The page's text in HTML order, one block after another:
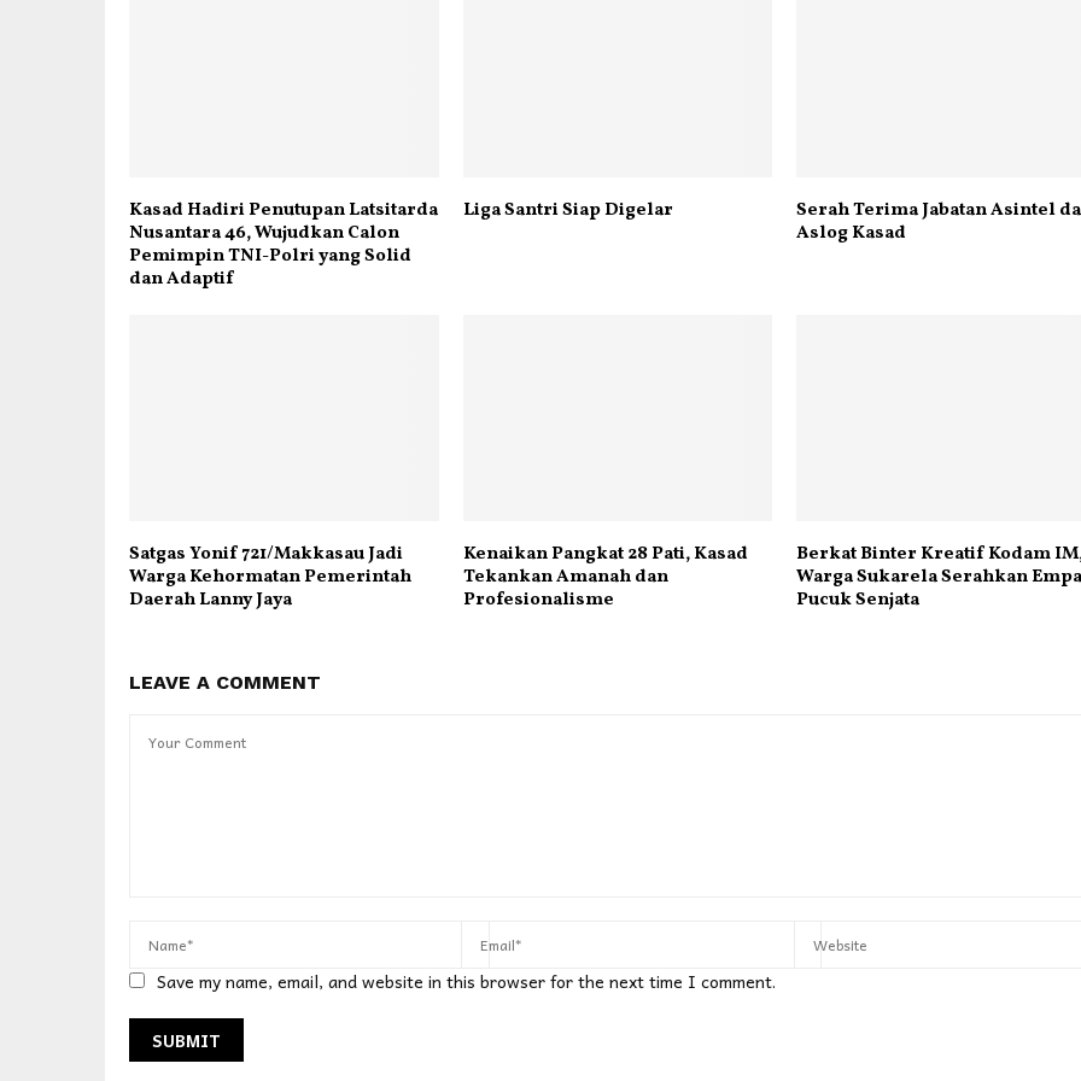
Kasad Hadiri Penutupan Latsitarda
Nusantara 46, Wujudkan Calon
Pemimpin TNI-Polri yang Solid
dan Adaptif
Liga Santri Siap Digelar
Serah Terima Jabatan Asintel
Aslog Kasad
Satgas Yonif 721/Makkasau Jadi
Warga Kehormatan Pemerintah
Daerah Lanny Jaya
Kenaikan Pangkat 28 Pati, Kasad
Tekankan Amanah dan
Profesionalisme
Berkat Binter Kreatif Kodam
Warga Sukarela Serahkan
Pucuk Senjata
LEAVE A COMMENT
Save my name, email, and website in this browser for the next time I comment.